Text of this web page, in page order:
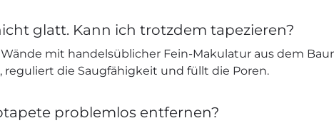
glatt. Kann ich trotzdem tapezieren?
mit handelsüblicher Fein-Makulatur aus dem
die Saugfähigkeit und füllt die Poren.
problemlos entfernen?